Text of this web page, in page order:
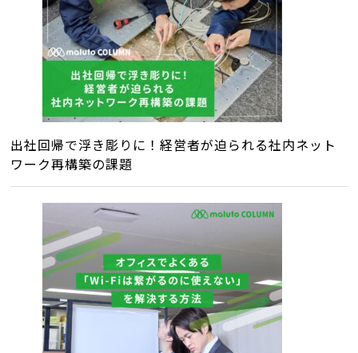
出社回帰で浮き彫りに！経営者が迫られる社内ネット
ワーク再構築の課題